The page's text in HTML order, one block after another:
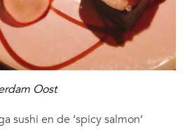
Oost
sushi en de ‘spicy salmon’